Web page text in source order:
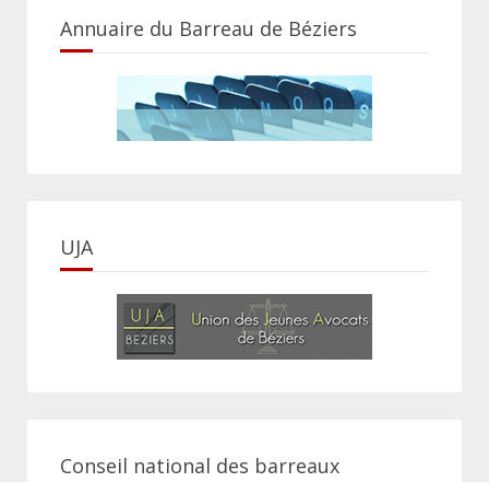
Annuaire du Barreau de Béziers
UJA
Conseil national des barreaux